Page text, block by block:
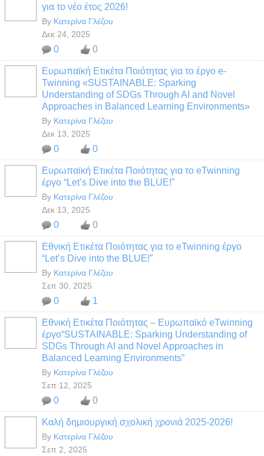
για το νέο έτος 2026!
By Κατερίνα Γλέζου
Δεκ 24, 2025
0 0
Ευρωπαϊκή Ετικέτα Ποιότητας για το έργο e-
Twinning «SUSTAINABLE: Sparking
Understanding of SDGs Through AI and Novel
Approaches in Balanced Learning Environments»
By Κατερίνα Γλέζου
Δεκ 13, 2025
0 0
Ευρωπαϊκή Ετικέτα Ποιότητας για το eTwinning
έργο “Let’s Dive into the BLUE!”
By Κατερίνα Γλέζου
Δεκ 13, 2025
0 0
Εθνική Ετικέτα Ποιότητας για το eTwinning έργο
“Let’s Dive into the BLUE!”
By Κατερίνα Γλέζου
Σεπ 30, 2025
0 1
Εθνική Ετικέτα Ποιότητας – Ευρωπαϊκό eTwinning
έργο“SUSTAINABLE: Sparking Understanding of
SDGs Through AI and Novel Approaches in
Balanced Learning Environments”
By Κατερίνα Γλέζου
Σεπ 12, 2025
0 0
Καλή δημιουργική σχολική χρονιά 2025-2026!
By Κατερίνα Γλέζου
Σεπ 2, 2025